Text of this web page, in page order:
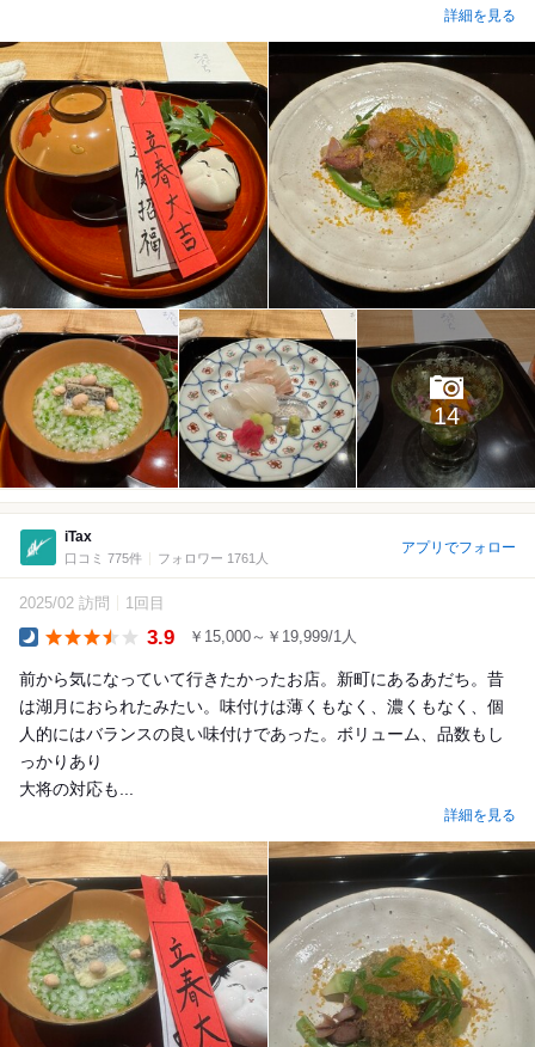
詳細を見る
14
iTax
口コミ 775件 フォロワー 1761人
アプリでフォロー
2025/02 訪問 1回目
3.9 ￥15,000～￥19,999/1人
前から気になっていて行きたかったお店。新町にあるあだち。昔
は湖月におられたみたい。味付けは薄くもなく、濃くもなく、個
人的にはバランスの良い味付けであった。ボリューム、品数もし
っかりあり
大将の対応も...
詳細を見る